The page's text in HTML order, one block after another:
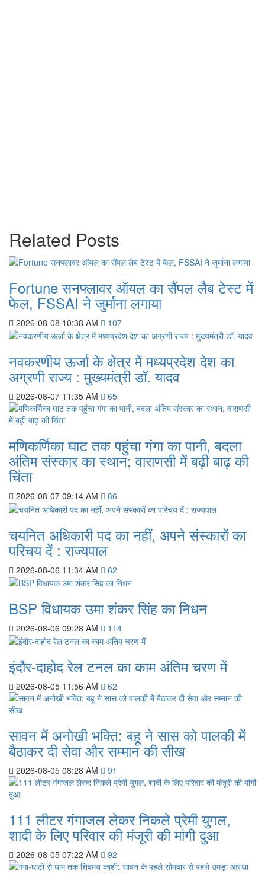
Related Posts
Fortune सनफ्लावर ऑयल का सैंपल लैब टेस्ट में
फेल, FSSAI ने जुर्माना लगाया
2026-08-08 10:38 AM 107
नवकरणीय ऊर्जा के क्षेत्र में मध्यप्रदेश देश का
अग्रणी राज्य : मुख्यमंत्री डॉ. यादव
2026-08-07 11:35 AM 65
मणिकर्णिका घाट तक पहुंचा गंगा का पानी, बदला
अंतिम संस्कार का स्थान; वाराणसी में बढ़ी बाढ़ की
चिंता
2026-08-07 09:14 AM 86
चयनित अधिकारी पद का नहीं, अपने संस्कारों का
परिचय दें : राज्यपाल
2026-08-06 11:34 AM 62
BSP विधायक उमा शंकर सिंह का निधन
2026-08-06 09:28 AM 114
इंदौर-दाहोद रेल टनल का काम अंतिम चरण में
2026-08-05 11:56 AM 62
सावन में अनोखी भक्ति: बहू ने सास को पालकी में
बैठाकर दी सेवा और सम्मान की सीख
2026-08-05 08:28 AM 91
111 लीटर गंगाजल लेकर निकले प्रेमी युगल,
शादी के लिए परिवार की मंजूरी की मांगी दुआ
2026-08-05 07:22 AM 92